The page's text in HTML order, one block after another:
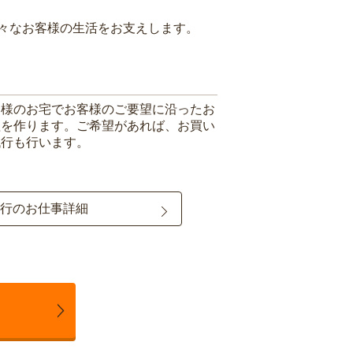
お客様の生活をお支えします。
のお宅でお客様のご要望に沿ったお
作ります。ご希望があれば、お買い
も行います。
のお仕事詳細